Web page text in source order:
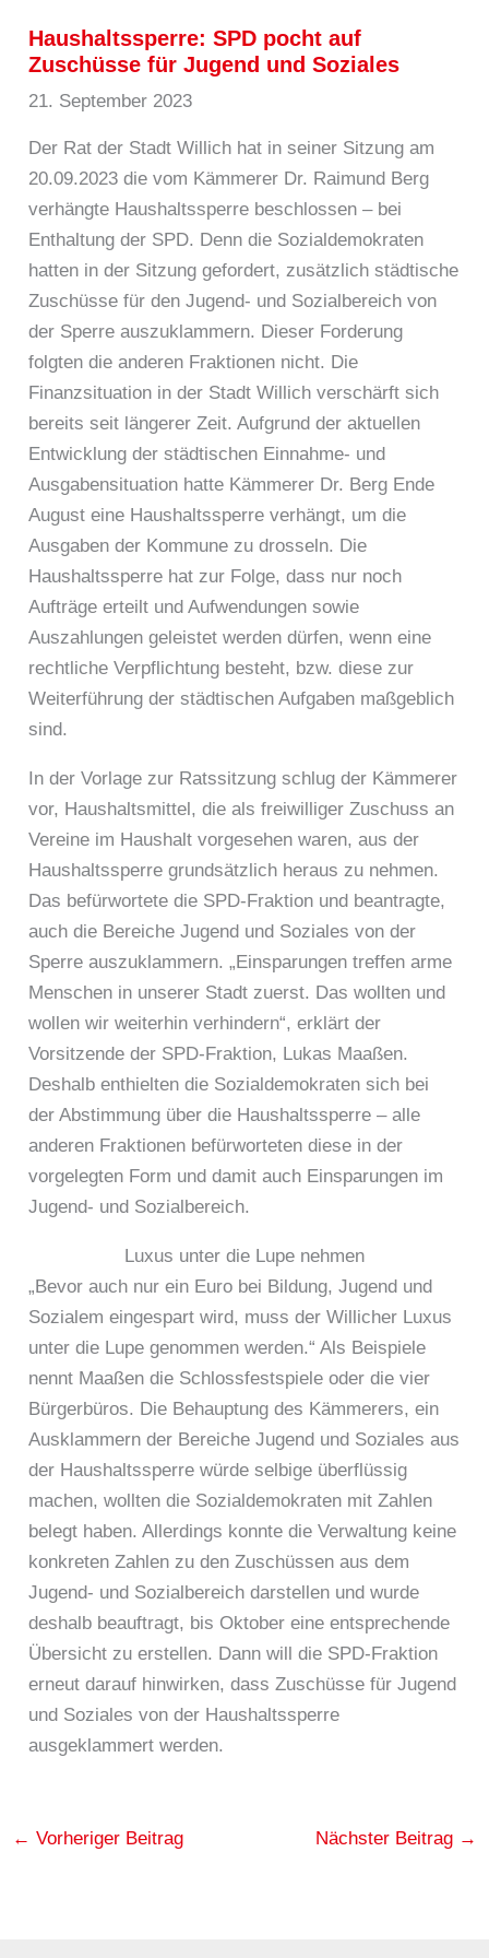
Haushaltssperre: SPD pocht auf
Zuschüsse für Jugend und Soziales
21. September 2023
Der Rat der Stadt Willich hat in seiner Sitzung am
20.09.2023 die vom Kämmerer Dr. Raimund Berg
verhängte Haushaltssperre beschlossen – bei
Enthaltung der SPD. Denn die Sozialdemokraten
hatten in der Sitzung gefordert, zusätzlich städtische
Zuschüsse für den Jugend- und Sozialbereich von
der Sperre auszuklammern. Dieser Forderung
folgten die anderen Fraktionen nicht. Die
Finanzsituation in der Stadt Willich verschärft sich
bereits seit längerer Zeit. Aufgrund der aktuellen
Entwicklung der städtischen Einnahme- und
Ausgabensituation hatte Kämmerer Dr. Berg Ende
August eine Haushaltssperre verhängt, um die
Ausgaben der Kommune zu drosseln. Die
Haushaltssperre hat zur Folge, dass nur noch
Aufträge erteilt und Aufwendungen sowie
Auszahlungen geleistet werden dürfen, wenn eine
rechtliche Verpflichtung besteht, bzw. diese zur
Weiterführung der städtischen Aufgaben maßgeblich
sind.
In der Vorlage zur Ratssitzung schlug der Kämmerer
vor, Haushaltsmittel, die als freiwilliger Zuschuss an
Vereine im Haushalt vorgesehen waren, aus der
Haushaltssperre grundsätzlich heraus zu nehmen.
Das befürwortete die SPD-Fraktion und beantragte,
auch die Bereiche Jugend und Soziales von der
Sperre auszuklammern. „Einsparungen treffen arme
Menschen in unserer Stadt zuerst. Das wollten und
wollen wir weiterhin verhindern“, erklärt der
Vorsitzende der SPD-Fraktion, Lukas Maaßen.
Deshalb enthielten die Sozialdemokraten sich bei
der Abstimmung über die Haushaltssperre – alle
anderen Fraktionen befürworteten diese in der
vorgelegten Form und damit auch Einsparungen im
Jugend- und Sozialbereich.
Luxus unter die Lupe nehmen
„Bevor auch nur ein Euro bei Bildung, Jugend und
Sozialem eingespart wird, muss der Willicher Luxus
unter die Lupe genommen werden.“ Als Beispiele
nennt Maaßen die Schlossfestspiele oder die vier
Bürgerbüros. Die Behauptung des Kämmerers, ein
Ausklammern der Bereiche Jugend und Soziales aus
der Haushaltssperre würde selbige überflüssig
machen, wollten die Sozialdemokraten mit Zahlen
belegt haben. Allerdings konnte die Verwaltung keine
konkreten Zahlen zu den Zuschüssen aus dem
Jugend- und Sozialbereich darstellen und wurde
deshalb beauftragt, bis Oktober eine entsprechende
Übersicht zu erstellen. Dann will die SPD-Fraktion
erneut darauf hinwirken, dass Zuschüsse für Jugend
und Soziales von der Haushaltssperre
ausgeklammert werden.
← Vorheriger Beitrag Nächster Beitrag →